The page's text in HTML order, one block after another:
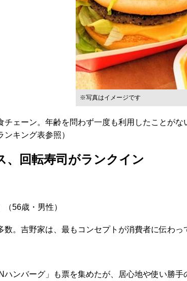
※写真はイメージです
ェーン。年齢を問わず一度も利用したことが
キング表参照）
、回転寿司がランクイン
（56歳・男性）
。吉野家は、最もコンセプトが消費者に伝わっ
ンバーグ」も票を集めたが、居心地や使い勝手